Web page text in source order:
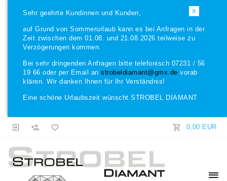
X
Sehr geehrte Kundinnen und Kunden,
auf Grund von Sommerurlaub kann es bei Anfragen in der
Zeit zwischen dem 01.08. und 21.08.2026 teilweise zu
Verzögerungen kommen.
Bei sehr dringenden Anfragen bitte telefonisch 07231 / 56
19 66 oder per Email an strobeldiamant@gmx.de vorab
klären. Wir danken Ihnen für Ihr Verständnis!
Eine schöne Urlaubszeit wünscht STROBEL DIAMANT
0,00 EUR